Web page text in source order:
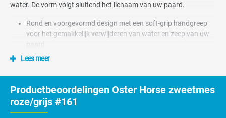
water. De vorm volgt sluitend het lichaam van uw paard.
Rond en voorgevormd design met een soft-grip handgreep
voor het gemakkelijk verwijderen van water en zeep van uw
Lees meer
Productbeoordelingen Oster Horse zweetmes
roze/grijs #161